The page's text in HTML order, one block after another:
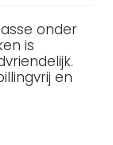
onder
is
en